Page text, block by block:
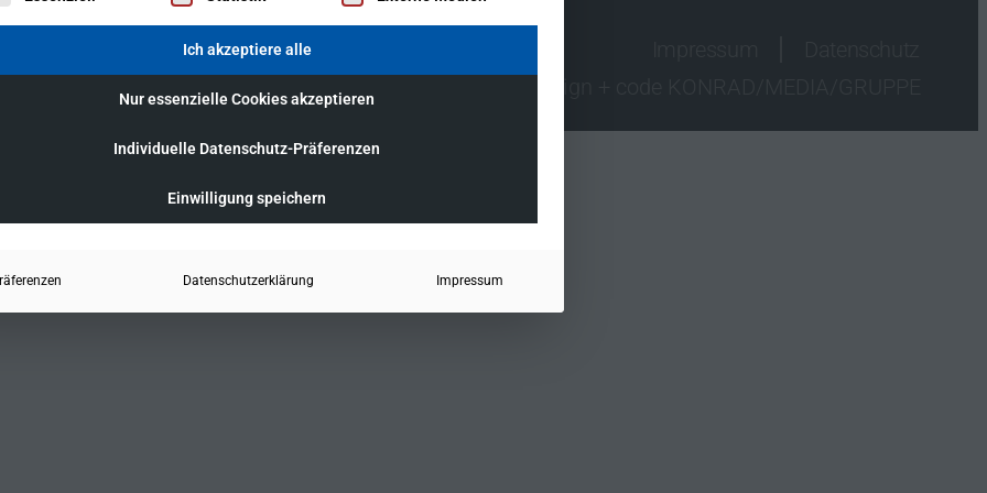
Ich akzeptiere alle
Nur essenzielle Cookies akzeptieren
Individuelle Datenschutz-Präferenzen
Einwilligung speichern
Datenschutzerklärung Impressum